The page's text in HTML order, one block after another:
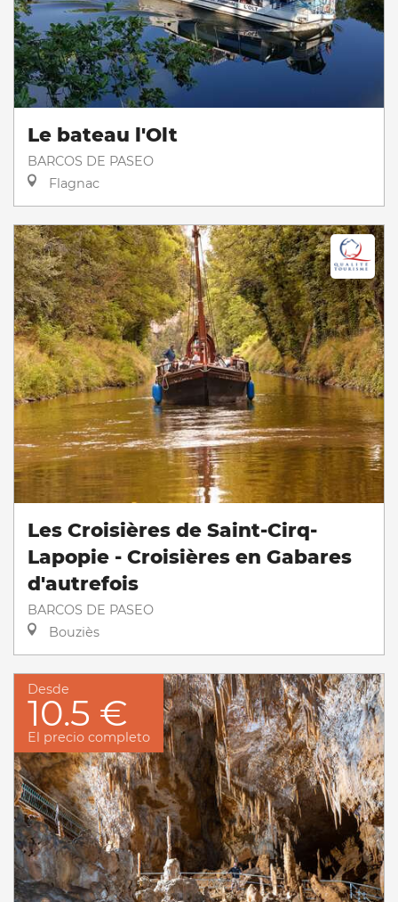
Le bateau l'Olt
BARCOS DE PASEO
Flagnac
Les Croisières de Saint-Cirq-
Lapopie - Croisières en Gabares
d'autrefois
BARCOS DE PASEO
Bouziès
Desde
10.5 €
El precio completo